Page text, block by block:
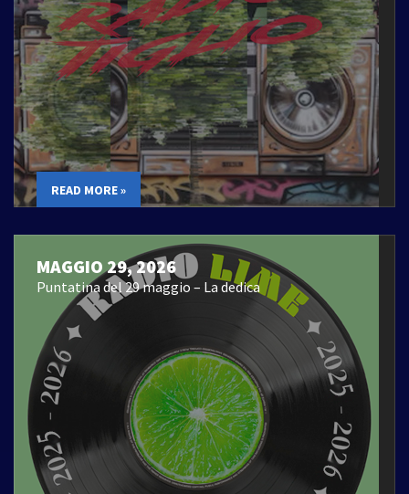
READ MORE »
MAGGIO 29, 2026
Puntatina del 29 maggio – La dedica